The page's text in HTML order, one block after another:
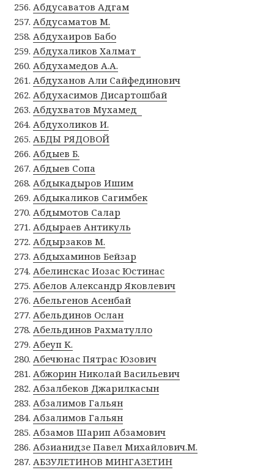
Абдусаватов Адгам
Абдусаматов М.
Абдухаиров Бабо
Абдухаликов Халмат
Абдухамедов А.А.
Абдуханов Али Сайфединович
Абдухасимов Дисартошбай
Абдухватов Мухамед
Абдухоликов И.
АБДЫ РЯДОВОЙ
Абдыев Б.
Абдыев Сопа
Абдыкадыров Ишим
Абдыкаликов Сагимбек
Абдымотов Салар
Абдыраев Антикуль
Абдырзаков М.
Абдыхаминов Бейзар
Абелинскас Иозас Юстинас
Абелов Александр Яковлевич
Абельгенов Асенбай
Абельдинов Ослан
Абельдинов Рахматулло
Абеуп К.
Абечюнас Пятрас Юзович
Абжорин Николай Васильевич
Абзалбеков Джарилкасын
Абзалимов Гальян
Абзалимов Гальян
Абзамов Шарип Абзамович
Абзианидзе Павел Михайлович.М.
АБЗУЛЕТИНОВ МИНГАЗЕТИН